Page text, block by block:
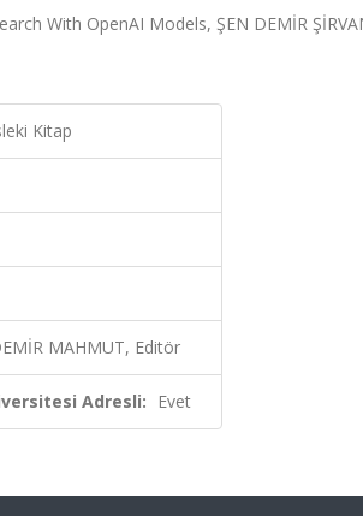
With OpenAI Models, ŞEN DEMİR
Kitap
MAHMUT, Editör
Adresli: Evet